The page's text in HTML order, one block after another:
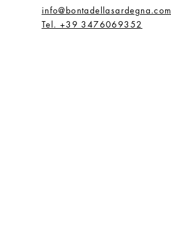
info@bontadellasardegna.com
Tel. +39 3476069352